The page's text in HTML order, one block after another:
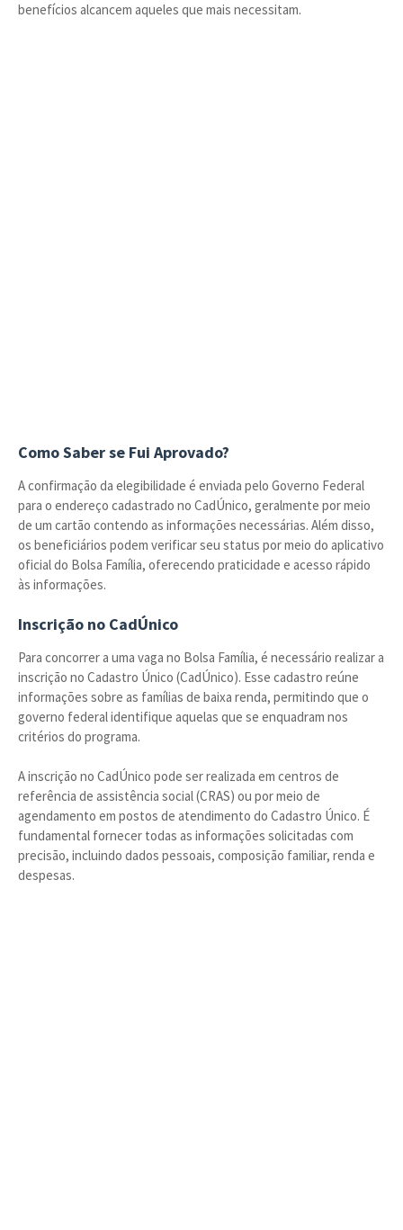
benefícios alcancem aqueles que mais necessitam.
Como Saber se Fui Aprovado?
A confirmação da elegibilidade é enviada pelo Governo Federal
para o endereço cadastrado no CadÚnico, geralmente por meio
de um cartão contendo as informações necessárias. Além disso,
os beneficiários podem verificar seu status por meio do aplicativo
oficial do Bolsa Família, oferecendo praticidade e acesso rápido
às informações.
Inscrição no CadÚnico
Para concorrer a uma vaga no Bolsa Família, é necessário realizar a
inscrição no Cadastro Único (CadÚnico). Esse cadastro reúne
informações sobre as famílias de baixa renda, permitindo que o
governo federal identifique aquelas que se enquadram nos
critérios do programa.
A inscrição no CadÚnico pode ser realizada em centros de
referência de assistência social (CRAS) ou por meio de
agendamento em postos de atendimento do Cadastro Único. É
fundamental fornecer todas as informações solicitadas com
precisão, incluindo dados pessoais, composição familiar, renda e
despesas.